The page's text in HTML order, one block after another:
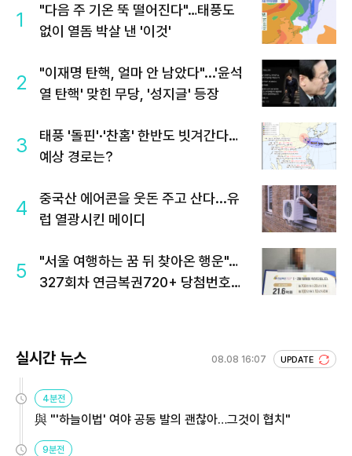
1
"다음 주 기온 뚝 떨어진다"…태풍도
없이 열돔 박살 낸 '이것'
2
"이재명 탄핵, 얼마 안 남았다"...'윤석
열 탄핵' 맞힌 무당, '성지글' 등장
3
태풍 '돌핀'·'찬홈' 한반도 빗겨간다…
예상 경로는?
4
중국산 에어콘을 웃돈 주고 산다...유
럽 열광시킨 메이디
5
"서울 여행하는 꿈 뒤 찾아온 행운"…
327회차 연금복권720+ 당첨번호조
실시간 뉴스 08.08 16:07 UPDATE
4분전
與 "'하늘이법' 여야 공동 발의 괜찮아…그것이 협치"
9분전